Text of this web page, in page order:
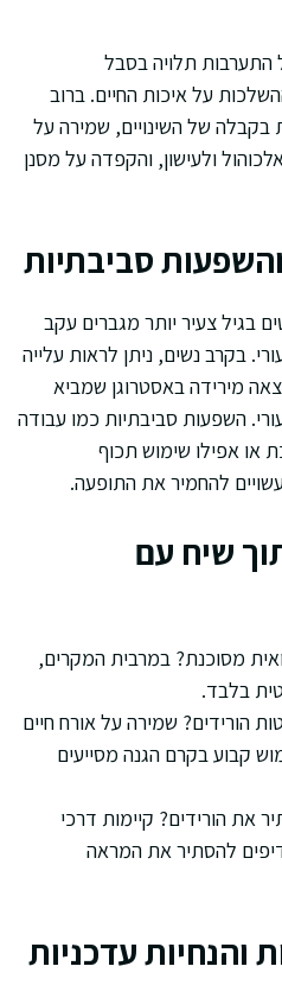
התערבות תלויה בסבל
על איכות החיים. ברוב
של השינויים, שמירה על
ולעישון, והקפדה על מסנן
סביבתיות
בגיל צעיר יותר מגברים עקב
בקרב נשים, ניתן לראות עלייה
מירידה באסטרוגן שמביא
השפעות סביבתיות כמו עבודה
או אפילו שימוש תכוף
להחמיר את התופעה.
שיח עם
מסוכנת? במרבית המקרים,
בלבד.
הורידים? שמירה על אורח חיים
קבוע בקרם הגנה מסייעים
את הורידים? קיימות דרכי
להסתיר את המראה
והנחיות עדכניות